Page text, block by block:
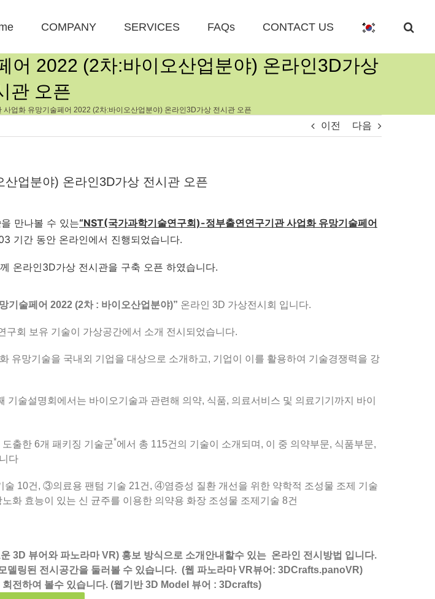
COMPANY SERVICES FAQs CONTACT US
어 2022 (2차:바이오산업분야) 온라인3D가상
관 오픈
사업화 유망기술페어 2022 (2차:바이오산업분야) 온라인3D가상 전시관 오픈
이전 다음
업분야) 온라인3D가상 전시관 오픈
을 만나볼 수 있는“NST(국가과학기술연구회)-정부출연연구기관 사업화 유망기술페어
기간 동안 온라인에서 진행되었습니다.
온라인3D가상 전시관을 구축 오픈 하였습니다.
기술페어 2022 (2차 : 바이오산업분야)” 온라인 3D 가상전시회 입니다.
회 보유 기술이 가상공간에서 소개 전시되었습니다.
유망기술을 국내외 기업을 대상으로 소개하고, 기업이 이를 활용하여 기술경쟁력을 강
기술설명회에서는 바이오기술과 관련해 의약, 식품, 의료서비스 및 의료기기까지 바이
도출한 6개 패키징 기술군*에서 총 115건의 기술이 소개 되며, 이 중 의약부문, 식품부문,
다
술 10건, ③의료용 팬텀 기술 21건, ④염증성 질환개선을 위한 약학적 조성물 조제 기술
화 효능이 있는 신 균주를 이용한 의약용 화장 조성물 조제기술 8건
3D 뷰어와 파노라마 VR) 홍보 방식으로 소개안내할수 있는 온라인 전시방법 입니다.
델링된 전시공간을 둘러볼 수 있습니다. (웹 파노라마 VR뷰어: 3DCrafts.panoVR)
전하여 볼수 있습니다. (웹기반 3D Model 뷰어 : 3Dcrafts)